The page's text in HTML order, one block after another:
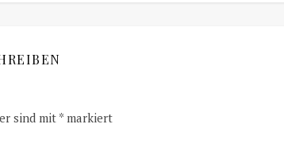
sind mit * markiert